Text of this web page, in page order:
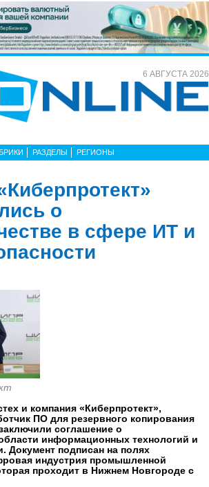
6 АВГУСТА 2026
РАЗДЕЛЫ РЕГИОНЫ
о
в сфере ИТ и
и компания «Киберпротект»,
ПО для резервного копирования
соглашение о
информационных технологий и
Документ подписан на полях
индустрия промышленной
проходит в Нижнем Новгороде с